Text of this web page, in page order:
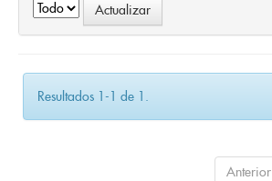
Resultados 1-1 de 1.
Anterior